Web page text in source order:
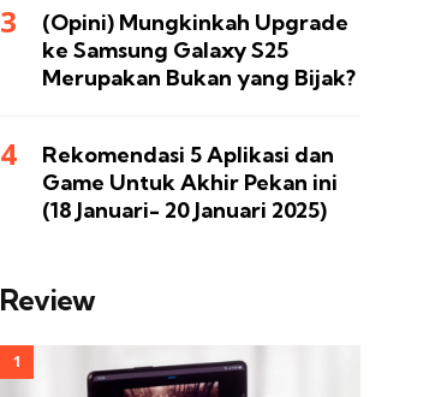
(Opini) Mungkinkah Upgrade
ke Samsung Galaxy S25
Merupakan Bukan yang Bijak?
Rekomendasi 5 Aplikasi dan
Game Untuk Akhir Pekan ini
(18 Januari- 20 Januari 2025)
Review